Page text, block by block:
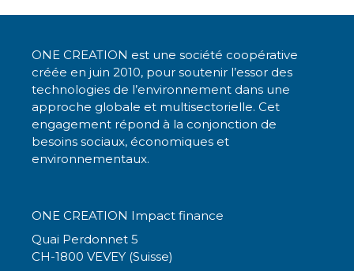
ONE CREATION est une société coopérative
créée en juin 2010, pour soutenir l’essor des
technologies de l’environnement dans une
approche globale et multisectorielle. Cet
engagement répond à la conjonction de
besoins sociaux, économiques et
environnementaux.
ONE CREATION Impact finance
Quai Perdonnet 5
CH-1800 VEVEY (Suisse)